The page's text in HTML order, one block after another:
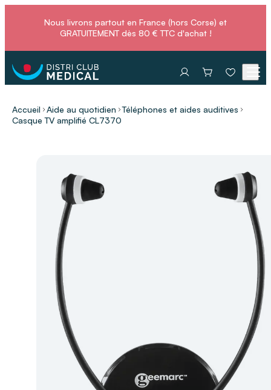
Nous livrons partout en France (hors Corse) et
GRATUITEMENT dès 80 € TTC d'achat !
Accueil Aide au quotidien
Téléphones et aides auditives
Casque TV amplifié CL7370